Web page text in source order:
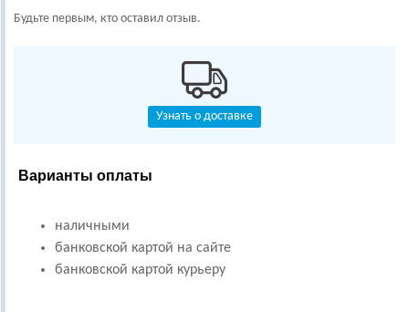
Будьте первым, кто оставил отзыв.
Узнать о доставке
Варианты оплаты
наличными
банковской картой на сайте
банковской картой курьеру